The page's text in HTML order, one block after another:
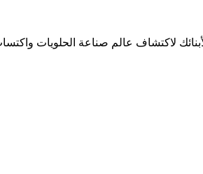
لاكتشاف عاﻟﻢ صناعة الحلويات